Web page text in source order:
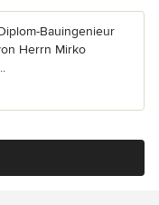
Bauingenieur
Herrn Mirko